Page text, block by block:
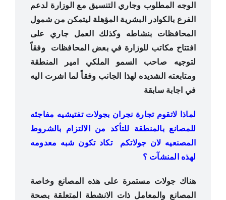
الوجه المطلوب وجاري التنسيق مع الوزارة لدعم
الفرع بالكوادر البشرية المؤهلة ليتمكن من شمول
المحافظات بنشاطه وكذلك العمل جاري على
افتتاح مكاتب للوزارة في بعض المحافظات وفقاً
لتوجيه صاحب السمو الملكي امير المنطقة
ومتابعته الشديده لهذا الجانب وفقاً لما اشرت اليه
في اجابة سابقة
لماذا ﻻتقوم تجارة نجران بجوﻻت تفتيشيه مفاجئه
للمصانع بالمنطقة للتأكد من اﻻلتزام بالشروط
المصنعيه ﻻن جوﻻتكم تكاد تكون شبه معدومه
لهذه المنشآت ؟
هناك جولات مستمرة على هذه المصانع وخاصة
المصانع والمعامل ذات الانشطة المتعلقة بصحة